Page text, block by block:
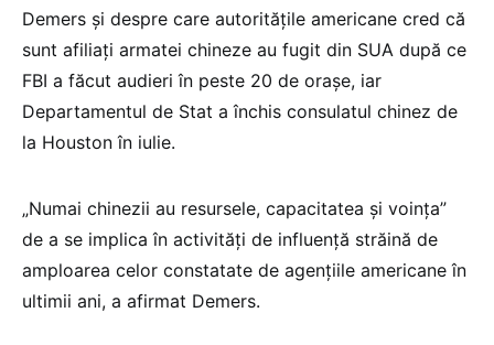
Demers şi despre care autorităţile americane cred că
sunt afiliaţi armatei chineze au fugit din SUA după ce
FBI a făcut audieri în peste 20 de oraşe, iar
Departamentul de Stat a închis consulatul chinez de
la Houston în iulie.
„Numai chinezii au resursele, capacitatea şi voinţa”
de a se implica în activităţi de influenţă străină de
amploarea celor constatate de agenţiile americane în
ultimii ani, a afirmat Demers.